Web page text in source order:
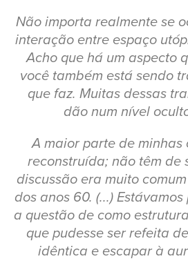
Não importa realmente se
interação entre espaço
Acho que há um aspecto
você também está sendo
que faz. Muitas dessas
dão num nível
A maior parte de minhas
reconstruída; não têm de
discussão era muito
dos anos 60. (...)
a questão de como
que pudesse ser refeita
idêntica e escapar à